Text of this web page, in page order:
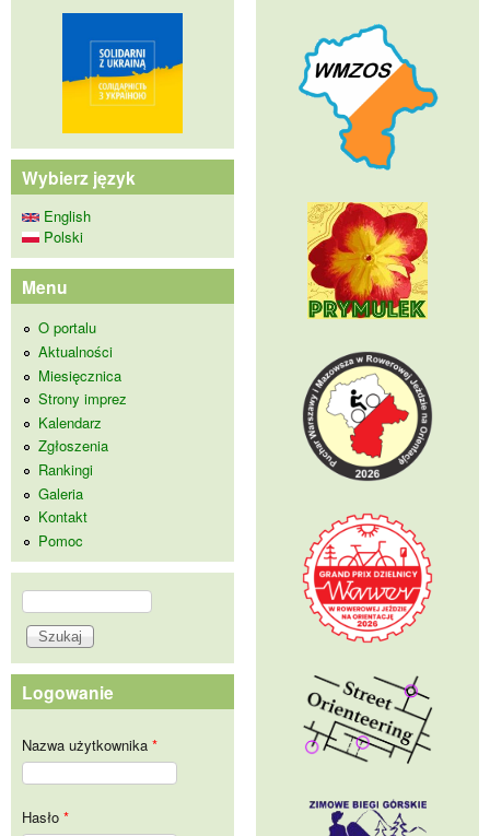
Wybierz język
English
Polski
Menu
O portalu
Aktualności
Miesięcznica
Strony imprez
Kalendarz
Zgłoszenia
Rankingi
Galeria
Kontakt
Pomoc
Formularz wyszukiwania
Szukaj
Logowanie
Nazwa użytkownika *
Hasło *